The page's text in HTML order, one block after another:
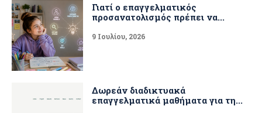
Γιατί ο επαγγελματικός
προσανατολισμός πρέπει να...
9 Ιουλίου, 2026
Δωρεάν διαδικτυακά
επαγγελματικά μαθήματα για τη...